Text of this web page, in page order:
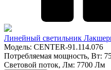
Линейный светильник
Модель: CENTER-91.114.076
Потребляемая мощность, Вт:
Световой поток, Лм: 7700 Лм